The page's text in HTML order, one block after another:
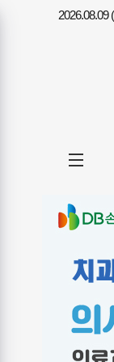
2026.08.09
전체메
열기/